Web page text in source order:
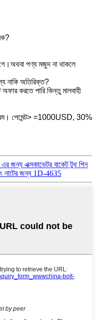
পণ্য মজুদ না থাকলে
নাকি অতিরিক্ত?
করতে পারি কিন্তু মালবাহী
পেমেন্ট> =1000USD, 30%
এক্সকাভেটর বাকেট টুথ পিন
নাটের জন্য 1D-4635